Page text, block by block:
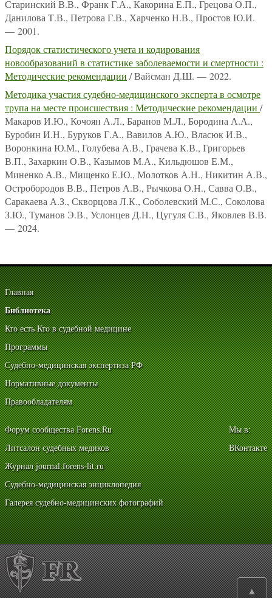
Старинский В.В., Франк Г.А., Какорина Е.П., Грецова О.П.,
Данилова Т.В., Петрова Г.В., Харченко Н.В., Простов Ю.И.
— 2001.
Порядок статистического учета и кодирования
новообразований в статистике заболеваемости и смертности :
Методические рекомендации / Вайсман Д.Ш. — 2022.
Методика участия судебно-медицинского эксперта в осмотре
трупа на месте происшествия : Методические рекомендации /
Макаров И.Ю., Кочоян А.Л., Баранов М.Л., Бородина А.А.,
Буробин И.Н., Буруков Г.А., Вавилов А.Ю., Власюк И.В.,
Воронкина Ю.М., Голубева А.В., Грачева К.В., Григорьев
В.П., Захаркин О.В., Казымов М.А., Кильдюшов Е.М.,
Миненко А.В., Мищенко Е.Ю., Молотков А.Н., Никитин А.В.,
Остробородов В.В., Петров А.В., Рычкова О.Н., Савва О.В.,
Саракаева А.З., Скворцова Л.К., Соболевский М.С., Соколова
З.Ю., Туманов Э.В., Услонцев Д.Н., Цугуля С.В., Яковлев В.В.
— 2024.
Главная
Библиотека
Кто есть Кто в судебной медицине
Программы
Судебно-медицинская экспертиза РФ
Нормативные документы
Правообладателям
Форум сообщества Forens.Ru
Литсалон судебных медиков
Журнал journal.forens-lit.ru
Судебно-медицинская энциклопедия
Галерея судебно-медицинских фотографий
Мы в:
ВКонтакте
▲